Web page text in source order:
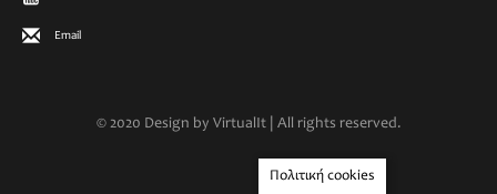
Email
© 2020 Design by VirtualIt | All rights reserved.
Πολιτική cookies